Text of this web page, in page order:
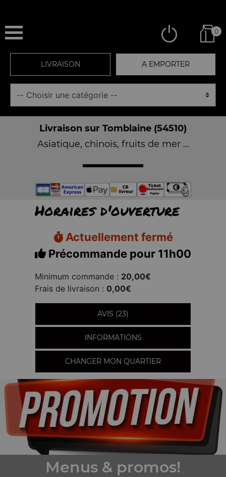
0
LIVRAISON A EMPORTER
Livraison sur Tomblaine (54510)
Asiatique, chinois, fruits de mer ...
Horaires d'ouverture
Actuellement fermé
Précommande pour 11h00
Minimum commande : 20,00€
Frais de livraison : 0,00€
AVIS (23)
INFORMATIONS
CHANGER MON QUARTIER
Menus & promos!